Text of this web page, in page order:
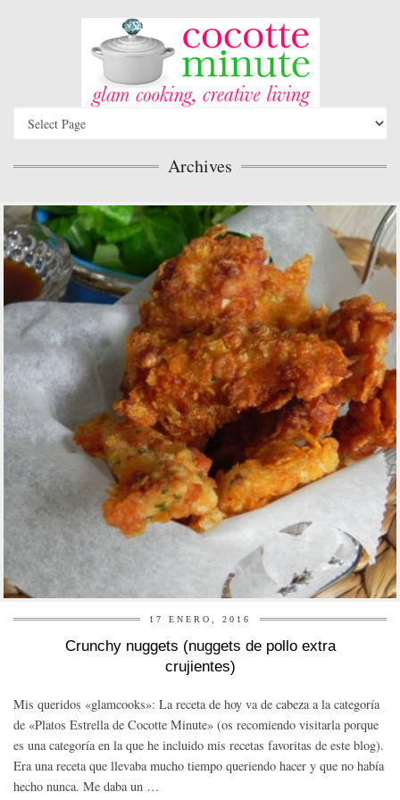
Archives
17 ENERO, 2016
Crunchy nuggets (nuggets de pollo extra
crujientes)
Mis queridos «glamcooks»: La receta de hoy va de cabeza a la categoría
de «Platos Estrella de Cocotte Minute» (os recomiendo visitarla porque
es una categoría en la que he incluido mis recetas favoritas de este blog).
Era una receta que llevaba mucho tiempo queriendo hacer y que no había
hecho nunca. Me daba un …